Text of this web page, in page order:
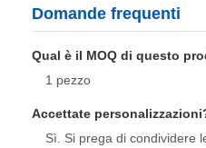
Domande frequenti
Qual è il MOQ di questo
1 pezzo
Accettate
Sì. Si prega di condividere